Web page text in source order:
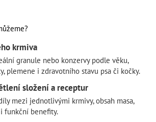
krmiva
granule nebo konzervy podle věku,
plemene i zdravotního stavu psa či kočky.
složení a receptur
mezi jednotlivými krmivy, obsah masa,
funkční benefity.